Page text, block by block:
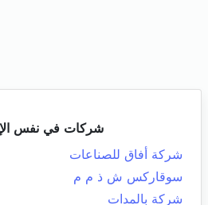
شركات في نفس
شركة أفاق للصناعات
سوقاركس ش ذ م م
شركة بالمدات